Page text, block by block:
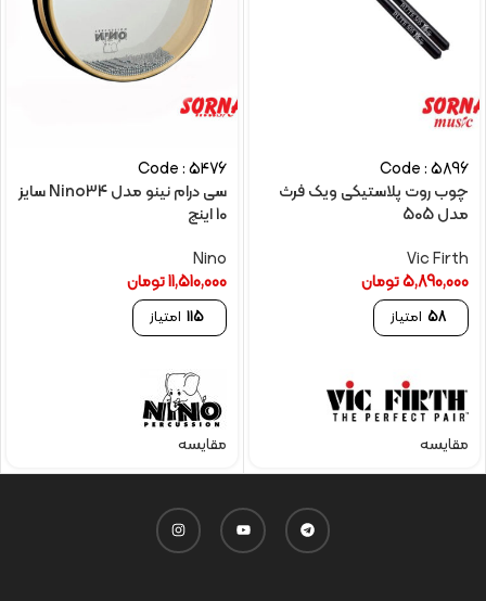
Code : 5896
چوب روت پلاستیکی ویک فرث
مدل 505
Vic Firth
5,890,000تومان
58 امتیاز
مقایسه
Code : 5476
سی درام نینو مدل Nino34 سایز
10 اینچ
Nino
11,510,000تومان
115 امتیاز
مقایسه